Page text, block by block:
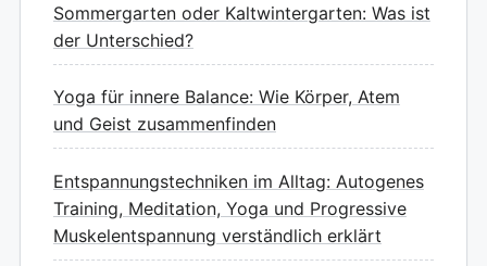
Sommergarten oder Kaltwintergarten: Was ist
der Unterschied?
Yoga für innere Balance: Wie Körper, Atem
und Geist zusammenfinden
Entspannungstechniken im Alltag: Autogenes
Training, Meditation, Yoga und Progressive
Muskelentspannung verständlich erklärt